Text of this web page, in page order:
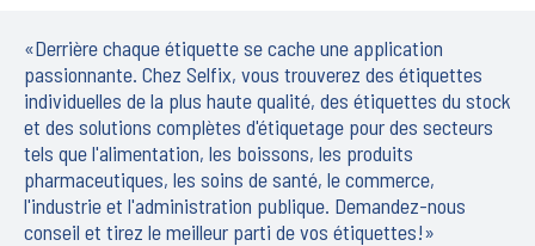
«Derrière chaque étiquette se cache une application
passionnante. Chez Selfix, vous trouverez des étiquettes
individuelles de la plus haute qualité, des étiquettes du stock
et des solutions complètes d'étiquetage pour des secteurs
tels que l'alimentation, les boissons, les produits
pharmaceutiques, les soins de santé, le commerce,
l'industrie et l'administration publique. Demandez-nous
conseil et tirez le meilleur parti de vos étiquettes!»